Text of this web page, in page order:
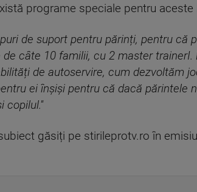
programe speciale pentru aceste
de suport pentru părinți, pentru că
câte 10 familii, cu 2 master
de autoservire, cum dezvoltăm
ei înșiși pentru că dacă părintele
copilul.''
găsiți pe stirileprotv.ro în